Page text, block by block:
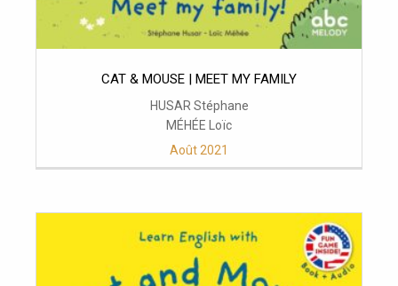
CAT & MOUSE | MEET MY FAMILY
HUSAR Stéphane
MÉHÉE Loïc
Août 2021